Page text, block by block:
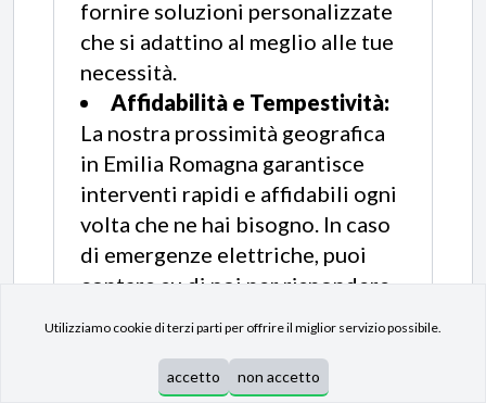
fornire soluzioni personalizzate
che si adattino al meglio alle tue
necessità.
Affidabilità e Tempestività:
La nostra prossimità geografica
in Emilia Romagna garantisce
interventi rapidi e affidabili ogni
volta che ne hai bisogno. In caso
di emergenze elettriche, puoi
contare su di noi per rispondere
ore su 24, 7 giorni su 7.
Utilizziamo cookie di terzi parti per offrire il miglior servizio possibile.
accetto non accetto